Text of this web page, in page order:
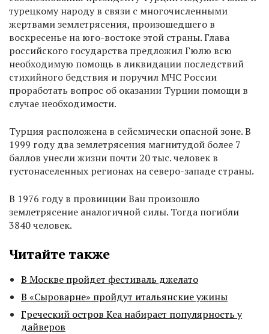
турецкому народу в связи с многочисленными
жертвами землетрясения, произошедшего в
воскресенье на юго-востоке этой страны. Глава
российского государства предложил Гюлю всю
необходимую помощь в ликвидации последствий
стихийного бедствия и поручил МЧС России
проработать вопрос об оказании Турции помощи в
случае необходимости.
Турция расположена в сейсмически опасной зоне. В
1999 году два землетрясения магнитудой более 7
баллов унесли жизни почти 20 тыс. человек в
густонаселенных регионах на северо-западе страны.
В 1976 году в провинции Ван произошло
землетрясение аналогичной силы. Тогда погибли
3840 человек.
Читайте также
В Москве пройдет фестиваль джелато
В «Сыроварне» пройдут итальянские ужины
Греческий остров Кеа набирает популярность у
дайверов